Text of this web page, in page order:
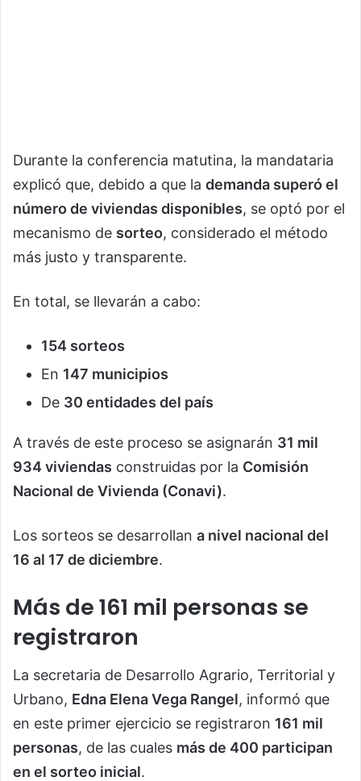
Durante la conferencia matutina, la mandataria
explicó que, debido a que la demanda superó el
número de viviendas disponibles, se optó por el
mecanismo de sorteo, considerado el método
más justo y transparente.
En total, se llevarán a cabo:
154 sorteos
En 147 municipios
De 30 entidades del país
A través de este proceso se asignarán 31 mil
934 viviendas construidas por la Comisión
Nacional de Vivienda (Conavi).
Los sorteos se desarrollan a nivel nacional del
16 al 17 de diciembre.
Más de 161 mil personas se
registraron
La secretaria de Desarrollo Agrario, Territorial y
Urbano, Edna Elena Vega Rangel, informó que
en este primer ejercicio se registraron 161 mil
personas, de las cuales más de 400 participan
en el sorteo inicial.